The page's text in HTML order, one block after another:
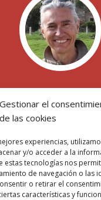
Gestionar el
de las cookies
experiencias,
y/o acceder a la
estas tecnologías nos
de navegación o las
o retirar el
características y
nací en Valencia en
sobre motos en
es una apuesta por